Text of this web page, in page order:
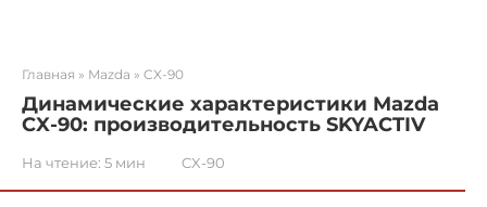
Главная » Mazda » CX-90
Динамические характеристики Mazda
CX-90: производительность SKYACTIV
На чтение: 5 мин CX-90